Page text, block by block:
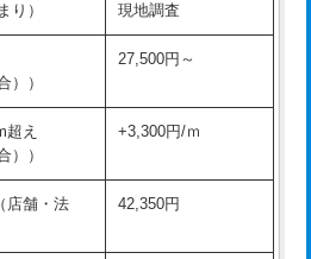
) 3,300円
置)
バンド止
5,500円
め戻し作
11,000円
り） 現地調査
））
27,500円～
え
））
+3,300円/ｍ
店舗・法
42,350円